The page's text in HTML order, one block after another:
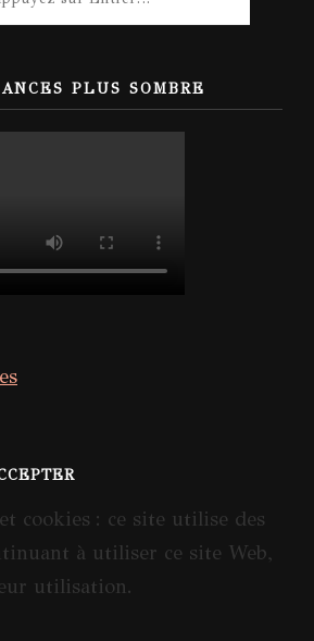
PLUS SOMBRE
cookies : ce site utilise des
à utiliser ce site Web,
utilisation.